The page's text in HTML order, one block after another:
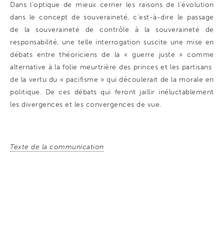
Dans l’optique de mieux cerner les raisons de l’évolution
dans le concept de souveraineté, c’est-à-dire le passage
de la souveraineté de contrôle à la souveraineté de
responsabilité, une telle interrogation suscite une mise en
débats entre théoriciens de la « guerre juste » comme
alternative à la folie meurtrière des princes et les partisans
de la vertu du « pacifisme » qui découlerait de la morale en
politique. De ces débats qui feront jaillir inéluctablement
les divergences et les convergences de vue.
Texte de la communication